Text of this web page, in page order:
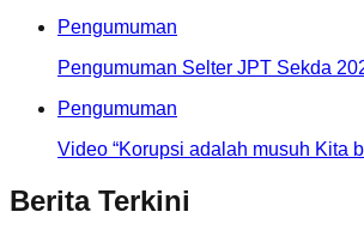
Pengumuman
Pengumuman Selter JPT Sekda
Pengumuman
Video “Korupsi adalah musuh Kita
Berita Terkini